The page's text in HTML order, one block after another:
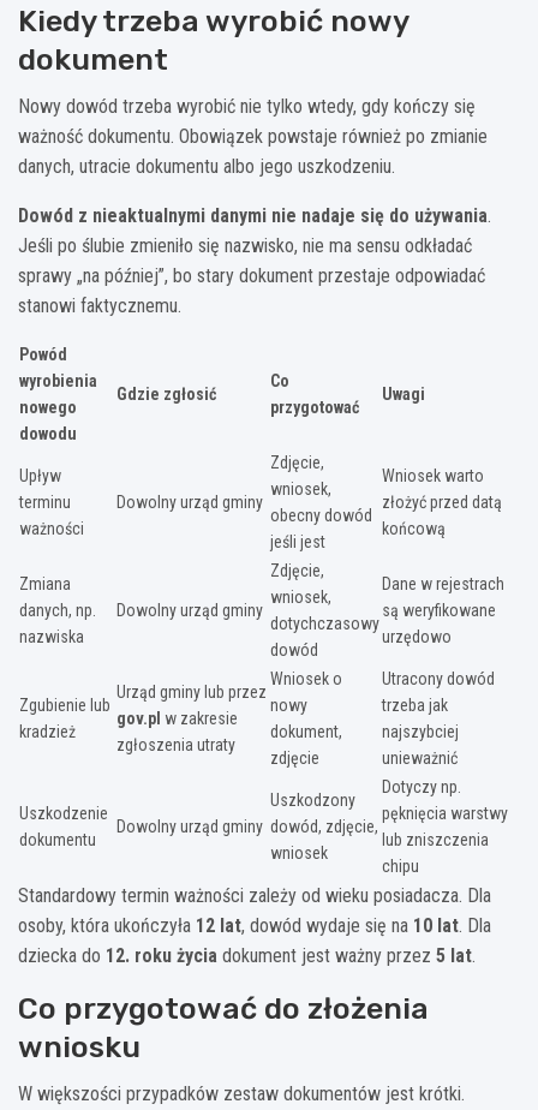
Kiedy trzeba wyrobić nowy
dokument
Nowy dowód trzeba wyrobić nie tylko wtedy, gdy kończy się
ważność dokumentu. Obowiązek powstaje również po zmianie
danych, utracie dokumentu albo jego uszkodzeniu.
Dowód z nieaktualnymi danymi nie nadaje się do używania.
Jeśli po ślubie zmieniło się nazwisko, nie ma sensu odkładać
sprawy „na później”, bo stary dokument przestaje odpowiadać
stanowi faktycznemu.
Powód
wyrobienia
nowego
dowodu
Gdzie zgłosić
Co
przygotować
Uwagi
Upływ
terminu
ważności
Dowolny urząd gminy
Zdjęcie,
wniosek,
obecny dowód
jeśli jest
Wniosek warto
złożyć przed datą
końcową
Zmiana
danych, np.
nazwiska
Dowolny urząd gminy
Zdjęcie,
wniosek,
dotychczasowy
dowód
Dane w rejestrach
są weryfikowane
urzędowo
Zgubienie lub
kradzież
Urząd gminy lub przez
gov.pl w zakresie
zgłoszenia utraty
Wniosek o
nowy
dokument,
zdjęcie
Utracony dowód
trzeba jak
najszybciej
unieważnić
Uszkodzenie
dokumentu
Dowolny urząd gminy
Uszkodzony
dowód, zdjęcie,
wniosek
Dotyczy np.
pęknięcia warstwy
lub zniszczenia
chipu
Standardowy termin ważności zależy od wieku posiadacza. Dla
osoby, która ukończyła 12 lat, dowód wydaje się na 10 lat. Dla
dziecka do 12. roku życia dokument jest ważny przez 5 lat.
Co przygotować do złożenia
wniosku
W większości przypadków zestaw dokumentów jest krótki.